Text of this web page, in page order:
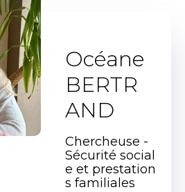
Océane
BERTR
AND
Chercheuse -
Sécurité social
e et prestation
s familiales